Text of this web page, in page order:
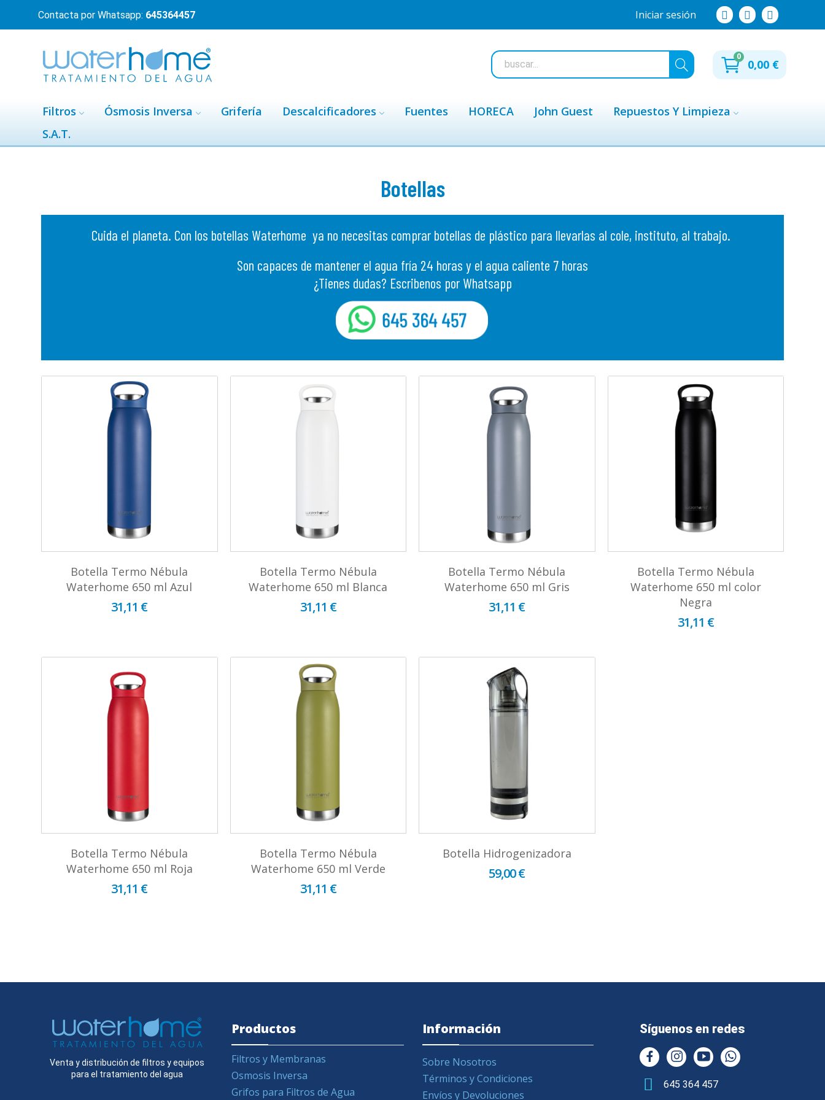
Contacta por Whatsapp: 645364457 Iniciar sesión
0,00 €
0
Filtros Ósmosis Inversa Grifería Descalcificadores Fuentes HORECA John Guest
Repuestos Y Limpieza
S.A.T.
Botellas
Cuida el planeta. Con los botellas Waterhome ya no necesitas comprar botellas de plástico para llevarlas al cole, instituto, al trabajo.
Son capaces de mantener el agua fría 24 horas y el agua caliente 7 horas
¿Tienes dudas? Escribenos por Whatsapp
whatsapp
Botella Termo Nébula
Waterhome 650 ml Azul
31,11 €
Botella Termo Nébula
Waterhome 650 ml Blanca
31,11 €
Botella Termo Nébula
Waterhome 650 ml Gris
31,11 €
Botella Termo Nébula
Waterhome 650 ml color
Negra
31,11 €
Botella Termo Nébula
Waterhome 650 ml Roja
31,11 €
Botella Termo Nébula
Waterhome 650 ml Verde
31,11 €
Botella Hidrogenizadora
59,00 €
Venta y distribución de filtros y equipos
para el tratamiento del agua
Productos
Filtros y Membranas
Osmosis Inversa
Grifos para Filtros de Agua
Información
Sobre Nosotros
Términos y Condiciones
Envíos y Devoluciones
Síguenos en redes
645 364 457